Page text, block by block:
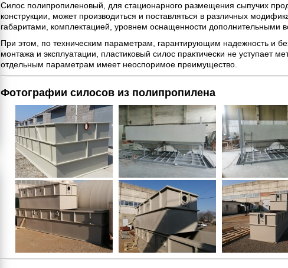
Силос полипропиленовый, для стационарного размещения сыпучих
конструкции, может производиться и поставляться в различных
габаритами, комплектацией, уровнем оснащенности дополнительными
При этом, по техническим параметрам, гарантирующим надежность и
монтажа и эксплуатации, пластиковый силос практически не уступает
отдельным параметрам имеет неоспоримое преимущество.
Фотографии силосов из полипропилена